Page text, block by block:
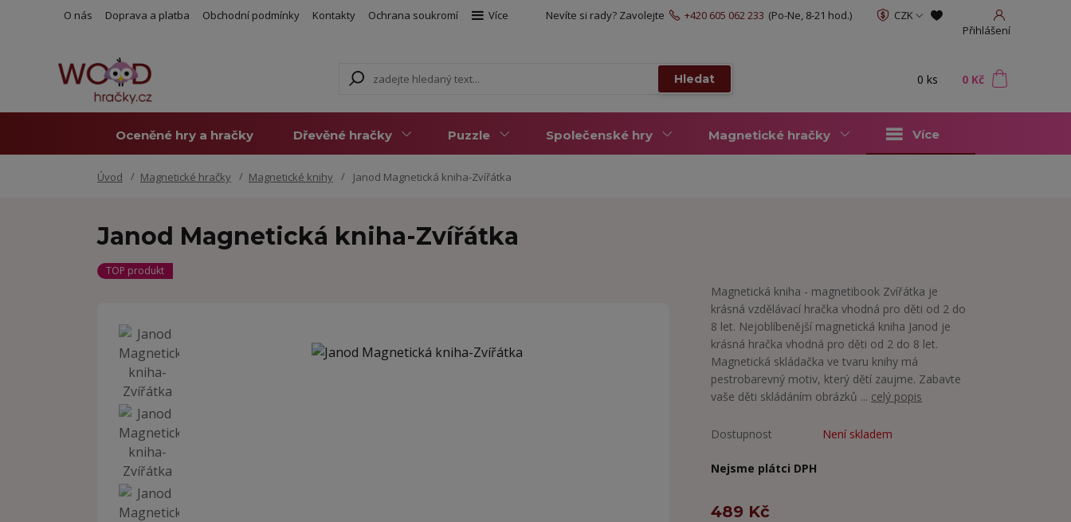
O nás Doprava a platba Obchodní podmínky Kontakty Ochrana soukromí Více
CZK
Přihlášení
Hledat
Nevíte si rady? Zavolejte +420 605 062 233 (Po-Ne, 8-21 hod.)
0 ks 0 Kč
Oceněné hry a hračky Dřevěné hračky Puzzle Společenské hry Magnetické hračky Více
Úvod Magnetické hračky Magnetické knihy Janod Magnetická kniha-Zvířátka
Janod Magnetická kniha-Zvířátka
TOP produkt
Magnetická kniha - magnetibook Zvířátka je
krásná vzdělávací hračka vhodná pro děti od 2 do
8 let. Nejoblíbenější magnetická kniha Janod je
krásná hračka vhodná pro děti od 2 do 8 let.
Magnetická skládačka ve tvaru knihy má
pestrobarevný motiv, který dětí zaujme. Zabavte
vaše děti skládáním obrázků ... celý popis
Dostupnost Není skladem
Nejsme plátci DPH
489 Kč